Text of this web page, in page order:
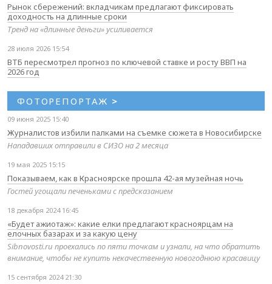
Рынок сбережений: вкладчикам предлагают фиксировать
доходность на длинные сроки
Тренд на «длинные деньги» усиливается
28 июля 2026 15:54
ВТБ пересмотрел прогноз по ключевой ставке и росту ВВП на
2026 год
ФОТОРЕПОРТАЖ >
09 июня 2025 15:40
Журналистов избили палками на съемке сюжета в Новосибирске
Нападавших отправили в СИЗО на 2 месяца
19 мая 2025 15:15
Показываем, как в Красноярске прошла 42-ая музейная ночь
Гостей угощали печеньками с предсказанием
18 декабря 2024 16:45
«Будет ажиотаж»: какие елки предлагают красноярцам на
елочных базарах и за какую цену
Sibnovosti.ru проехались по пяти точкам и узнали, на что обратить
внимание, чтобы не купить некачественную новогоднюю красавицу
15 сентября 2024 21:30